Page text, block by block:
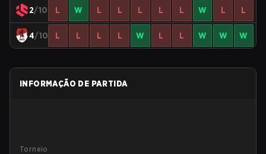
2/10 L W L L L L L W L L
4/10 L L L L W L L W W W
INFORMAÇÃO DE PARTIDA
Torneio